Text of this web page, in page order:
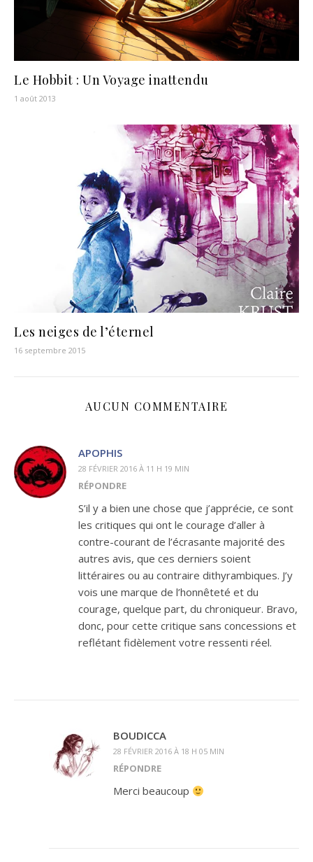
Le Hobbit : Un Voyage inattendu
1 août 2013
Les neiges de l’éternel
16 septembre 2015
AUCUN COMMENTAIRE
APOPHIS
28 FÉVRIER 2016 À 11 H 19 MIN
RÉPONDRE
S’il y a bien une chose que j’apprécie, ce sont
les critiques qui ont le courage d’aller à
contre-courant de l’écrasante majorité des
autres avis, que ces derniers soient
littéraires ou au contraire dithyrambiques. J’y
vois une marque de l’honnêteté et du
courage, quelque part, du chroniqueur. Bravo,
donc, pour cette critique sans concessions et
reflétant fidèlement votre ressenti réel.
BOUDICCA
28 FÉVRIER 2016 À 18 H 05 MIN
RÉPONDRE
Merci beaucoup